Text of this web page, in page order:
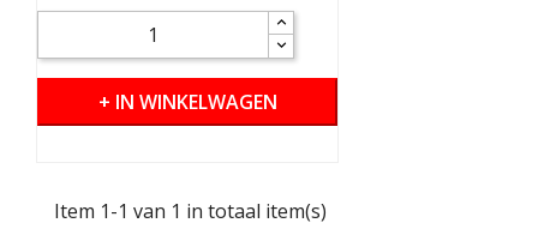
+ IN WINKELWAGEN
Item 1-1 van 1 in totaal item(s)